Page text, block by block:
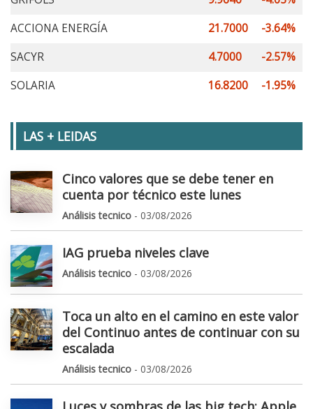
ACCIONA ENERGÍA
21.7000
-3.64%
SACYR
4.7000
-2.57%
SOLARIA
16.8200 -1.95%
LAS + LEIDAS
Cinco valores que se debe tener en
cuenta por técnico este lunes
Análisis tecnico - 03/08/2026
IAG prueba niveles clave
Análisis tecnico - 03/08/2026
Toca un alto en el camino en este valor
del Continuo antes de continuar con su
escalada
Análisis tecnico - 03/08/2026